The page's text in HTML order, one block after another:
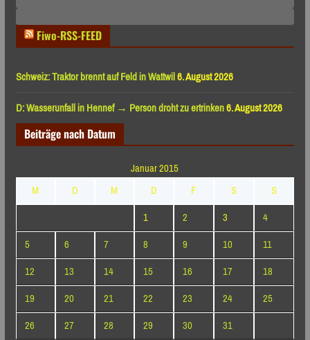
Fiwo-RSS-FEED
Schweiz: Traktor brennt auf Feld in Wattwil6. August 2026
D: Wasserunfall in Hennef → Person droht zu ertrinken6. August 2026
Beiträge nach Datum
Januar 2015
M
D M D F S
S
1
2 3
4
5
6 7 8 9 10
11
12
13 14 15 16 17
18
19
20 21 22 23 24
25
26
27 28 29 30
31